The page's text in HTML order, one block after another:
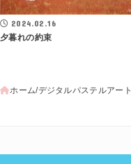
2024.02.16
夕暮れの約束
ホーム デジタルパステルアート